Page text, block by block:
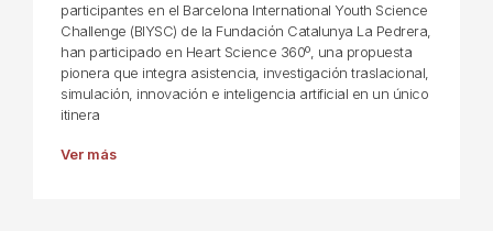
participantes en el Barcelona International Youth Science
Challenge (BIYSC) de la Fundación Catalunya La Pedrera,
han participado en Heart Science 360º, una propuesta
pionera que integra asistencia, investigación traslacional,
simulación, innovación e inteligencia artificial en un único
itinera
Ver más